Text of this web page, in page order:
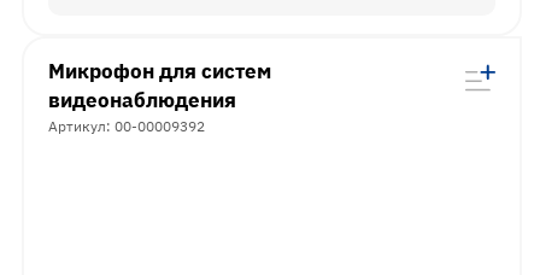
Микрофон для систем
видеонаблюдения
Артикул: 00-00009392